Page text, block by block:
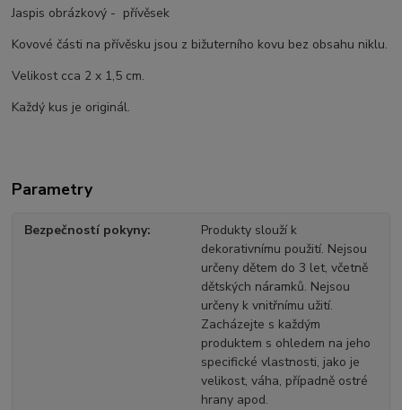
Jaspis obrázkový - přívěsek
Kovové části na přívěsku jsou z bižuterního kovu bez obsahu niklu.
Velikost cca 2 x 1,5 cm.
Každý kus je originál.
Parametry
Bezpečností pokyny
Produkty slouží k
dekorativnímu použití. Nejsou
určeny dětem do 3 let, včetně
dětských náramků. Nejsou
určeny k vnitřnímu užití.
Zacházejte s každým
produktem s ohledem na jeho
specifické vlastnosti, jako je
velikost, váha, případně ostré
hrany apod.